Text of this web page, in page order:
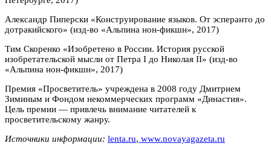
Александр Пиперски «Конструирование языков. От эсперанто до
дотракийского» (изд-во «Альпина нон-фикшн», 2017)
Тим Скоренко «Изобретено в России. История русской
изобретательской мысли от Петра I до Николая II» (изд-во
«Альпина нон-фикшн», 2017)
Премия «Просветитель» учреждена в 2008 году Дмитрием
Зиминым и Фондом некоммерческих программ «Династия».
Цель премии — привлечь внимание читателей к
просветительскому жанру.
Источники информации: lenta.ru, www.novayagazeta.ru